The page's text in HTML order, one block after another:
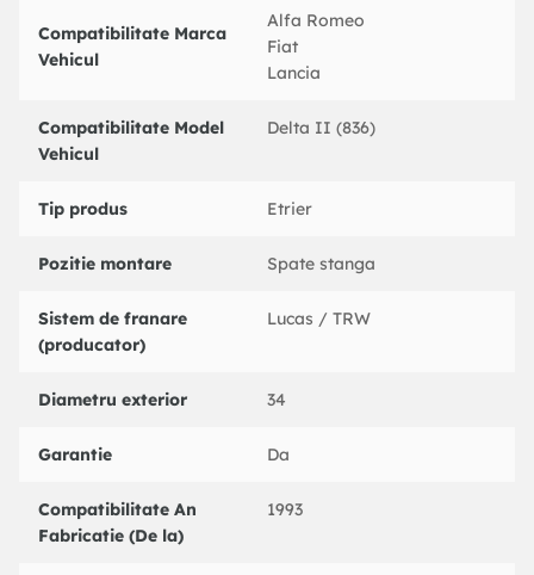
Partea de montare : Axa spate stanga
Coduri echivalente:
ALFA ROMEO : 60565637
FIAT : 9941666
FIAT : 9942902
FIAT : 9945582
FIAT : 9950437
BOSCH : 0986473077
BOSCH : 0986472826
BUDWEG CALIPER : 341850
HELLA : 8AC355381071
NK : 212375
QUINTON HAZELL : QBS1149
Compatibilitate Marca
Vehicul
Alfa Romeo
Fiat
Lancia
Compatibilitate Model
Vehicul
Delta II (836)
Tip produs Etrier
Pozitie montare Spate stanga
Sistem de franare
(producator)
Lucas / TRW
Diametru exterior 34
Garantie Da
Compatibilitate An
Fabricatie (De la)
1993